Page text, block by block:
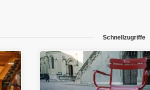
Schnellzugriffe